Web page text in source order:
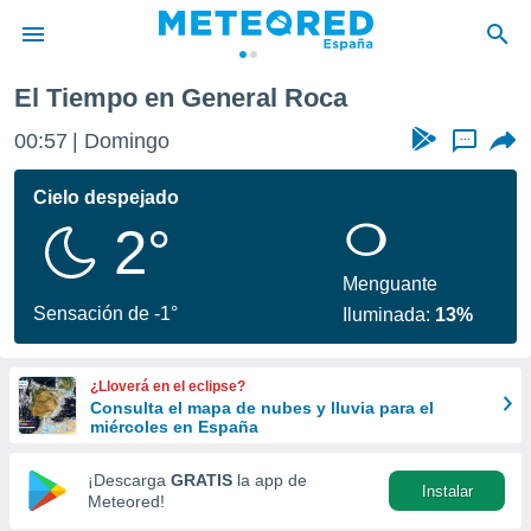
de
por
se
calidad.
a este
las
y
forma
digital
basada
El Tiempo en General Roca
00:57 Domingo ...
Cielo despejado
2°
Sensación de -1°
Menguante
Iluminada: 13%
¿Lloverá en el eclipse?
Consulta el mapa de nubes y lluvia para el
miércoles en España
¡Descarga GRATIS la app de
Meteored!
Instalar